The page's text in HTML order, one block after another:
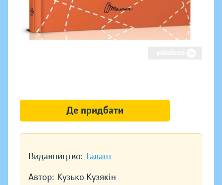
Видавництво: Талант
Автор: Кузько Кузякін
Де придбати